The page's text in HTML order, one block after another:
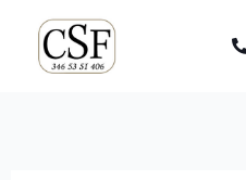
contenuto